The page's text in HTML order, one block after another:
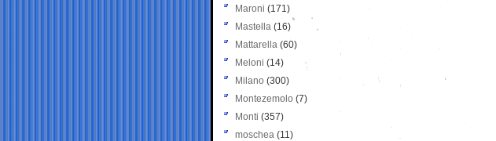
Maroni (171)
Mastella (16)
Mattarella (60)
Meloni (14)
Milano (300)
Montezemolo (7)
Monti (357)
moschea (11)